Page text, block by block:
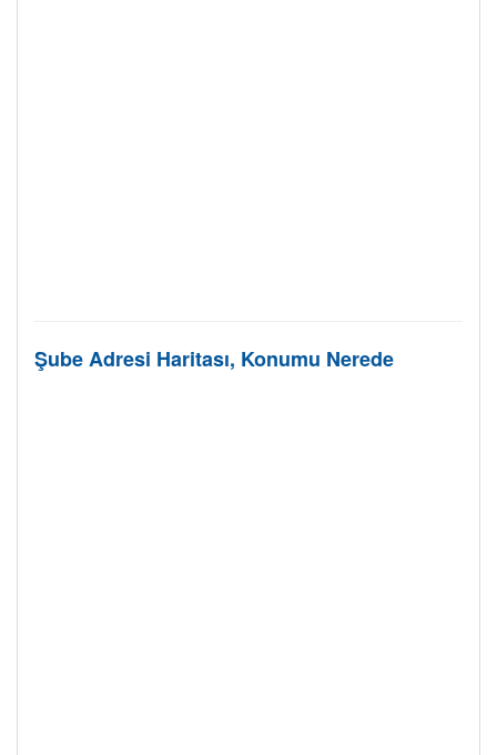
Şube Adresi Haritası, Konumu Nerede